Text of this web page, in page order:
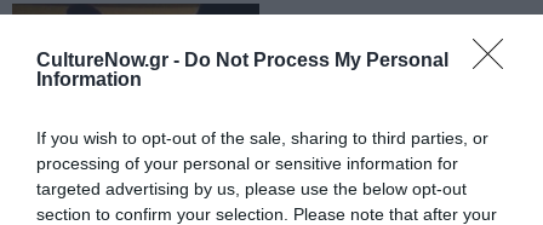
CultureNow.gr - Do Not Process My Personal
Information
If you wish to opt-out of the sale, sharing to third parties, or
processing of your personal or sensitive information for
targeted advertising by us, please use the below opt-out
section to confirm your selection. Please note that after your
ΜΟΥΣΙΚΗ / ΣΥΝΕΝΤΕΥΞΕΙΣ
Δραμαμίνη:
μουσική!